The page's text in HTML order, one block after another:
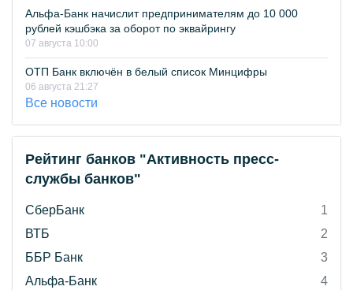
Альфа-Банк начислит предпринимателям до 10 000
рублей кэшбэка за оборот по эквайрингу
07 августа 10:00
ОТП Банк включён в белый список Минцифры
06 августа 21:27
Все новости
Рейтинг банков "Активность пресс-
службы банков"
СберБанк
1
ВТБ
2
ББР Банк
3
Альфа-Банк
4